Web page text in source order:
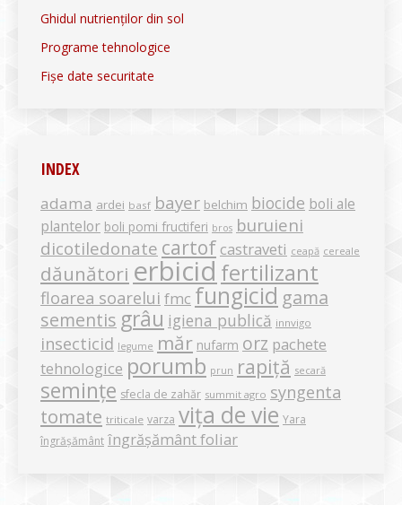
Ghidul nutrienților din sol
Programe tehnologice
Fișe date securitate
INDEX
adama ardei basf bayer belchim biocide boli ale
plantelor boli pomi fructiferi bros buruieni
dicotiledonate cartof castraveti ceapă cereale
dăunători erbicid fertilizant
floarea soarelui fmc fungicid gama
sementis grâu igiena publică innvigo
insecticid legume măr nufarm orz pachete
tehnologice porumb prun rapiță secară
semințe sfecla de zahăr summit agro syngenta
tomate triticale varza vița de vie Yara
îngrășământ îngrășământ foliar